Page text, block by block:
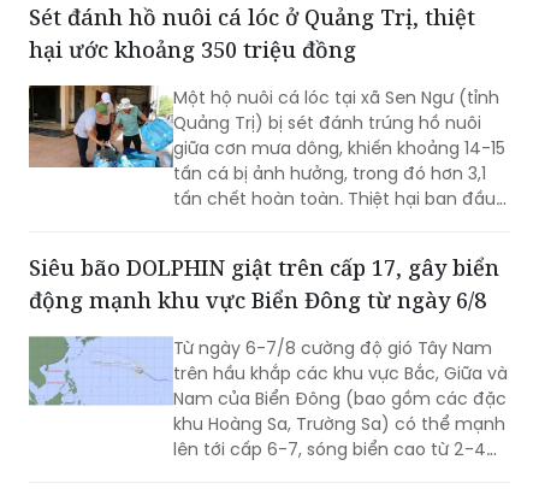
Sét đánh hồ nuôi cá lóc ở Quảng Trị, thiệt
hại ước khoảng 350 triệu đồng
Một hộ nuôi cá lóc tại xã Sen Ngư (tỉnh
Quảng Trị) bị sét đánh trúng hồ nuôi
giữa cơn mưa dông, khiến khoảng 14-15
tấn cá bị ảnh hưởng, trong đó hơn 3,1
tấn chết hoàn toàn. Thiệt hại ban đầu
Siêu bão DOLPHIN giật trên cấp 17, gây biển
động mạnh khu vực Biển Đông từ ngày 6/8
Từ ngày 6-7/8 cường độ gió Tây Nam
trên hầu khắp các khu vực Bắc, Giữa và
Nam của Biển Đông (bao gồm các đặc
khu Hoàng Sa, Trường Sa) có thể mạnh
lên tới cấp 6-7, sóng biển cao từ 2-4m,